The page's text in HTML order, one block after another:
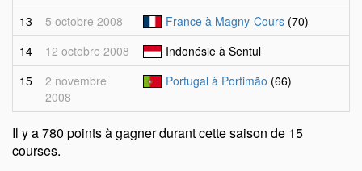
13 5 octobre 2008 France à Magny-Cours (70)
14
12 octobre 2008
Indonésie à Sentul
15
2 novembre
2008
Portugal à Portimão (66)
Il y a 780 points à gagner durant cette saison de 15
courses.